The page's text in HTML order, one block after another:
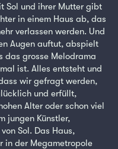
Sol und ihrer Mutter gibt
in einem Haus ab, das
verlassen werden. Und
Augen auftut, abspielt
das grosse Melodrama
ist. Alles entsteht und
wir gefragt werden,
und erfüllt,
Alter oder schon viel
jungen Künstler,
Sol. Das Haus,
in der Megametropole